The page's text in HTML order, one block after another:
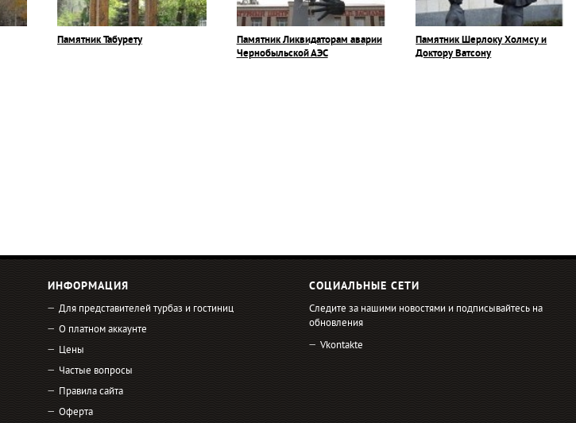
Памятник Табурету
Памятник Ликвидаторам аварии
Чернобыльской АЭС
Памятник Шерлоку Холмсу и
Доктору Ватсону
ИНФОРМАЦИЯ
Для представителей турбаз и гостиниц
О платном аккаунте
Цены
Частые вопросы
Правила сайта
Оферта
СОЦИАЛЬНЫЕ СЕТИ
Следите за нашими новостями и подписывайтесь на
обновления
Vkontakte